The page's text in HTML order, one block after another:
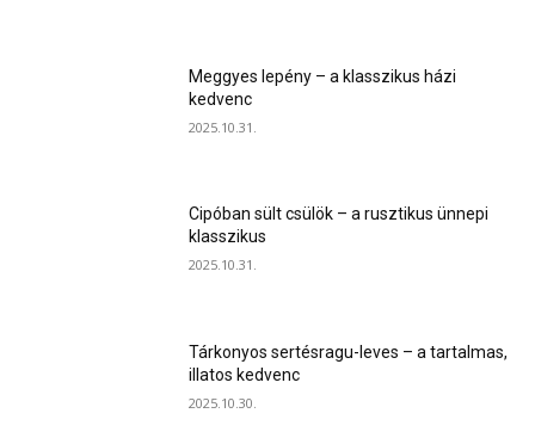
Meggyes lepény – a klasszikus házi
kedvenc
2025.10.31.
Cipóban sült csülök – a rusztikus ünnepi
klasszikus
2025.10.31.
Tárkonyos sertésragu-leves – a tartalmas,
illatos kedvenc
2025.10.30.